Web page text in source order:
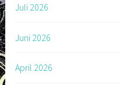
Juli 2026
Juni 2026
April 2026